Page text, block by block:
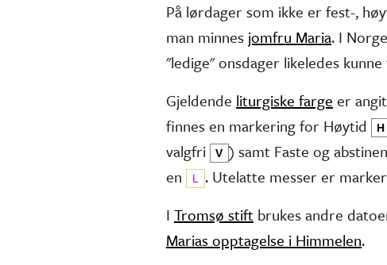
På lørdager som ikke er fest-,
man minnes jomfru Maria. I
"ledige" onsdager like­ledes
Gjeldende liturgiske farge er
finnes en markering for Høytid
H
valg­fri
V ) samt Faste og
en
L . Utelatte messer er
I Tromsø stift brukes andre
Marias opptagelse i Himmelen.